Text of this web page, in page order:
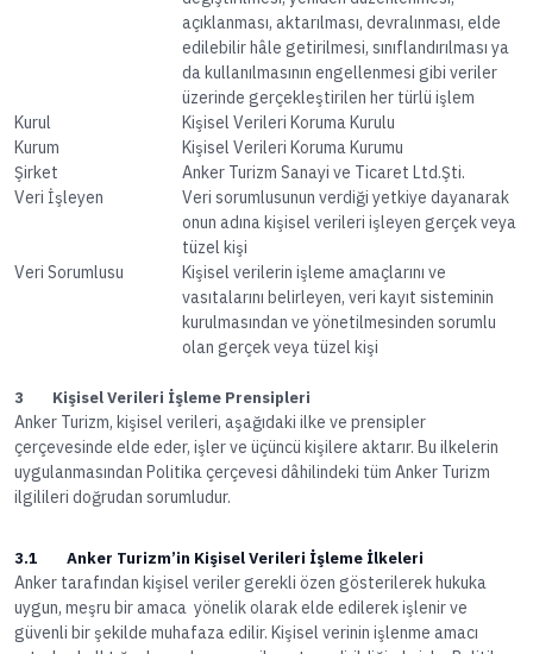
açıklanması, aktarılması, devralınması, elde
edilebilir hâle getirilmesi, sınıflandırılması ya
da kullanılmasının engellenmesi gibi veriler
üzerinde gerçekleştirilen her türlü işlem
Kurul
Kişisel Verileri Koruma Kurulu
Kurum
Kişisel Verileri Koruma Kurumu
Şirket
Anker Turizm Sanayi ve Ticaret Ltd.Şti.
Veri İşleyen
Veri sorumlusunun verdiği yetkiye dayanarak
onun adına kişisel verileri işleyen gerçek veya
tüzel kişi
Veri Sorumlusu
Kişisel verilerin işleme amaçlarını ve
vasıtalarını belirleyen, veri kayıt sisteminin
kurulmasından ve yönetilmesinden sorumlu
olan gerçek veya tüzel kişi
3 Kişisel Verileri İşleme Prensipleri
Anker Turizm, kişisel verileri, aşağıdaki ilke ve prensipler
çerçevesinde elde eder, işler ve üçüncü kişilere aktarır. Bu ilkelerin
uygulanmasından Politika çerçevesi dâhilindeki tüm Anker Turizm
ilgilileri doğrudan sorumludur.
3.1 Anker Turizm’in Kişisel Verileri İşleme İlkeleri
Anker tarafından kişisel veriler gerekli özen gösterilerek hukuka
uygun, meşru bir amaca yönelik olarak elde edilerek işlenir ve
güvenli bir şekilde muhafaza edilir. Kişisel verinin işlenme amacı